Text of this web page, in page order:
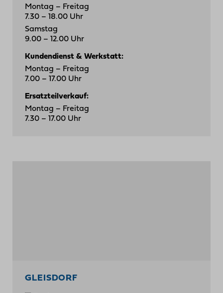
Montag – Freitag
7.30 – 18.00 Uhr
Samstag
9.00 – 12.00 Uhr
Kundendienst & Werkstatt:
Montag – Freitag
7.00 – 17.00 Uhr
Ersatzteilverkauf:
Montag – Freitag
7.30 – 17.00 Uhr
GLEISDORF